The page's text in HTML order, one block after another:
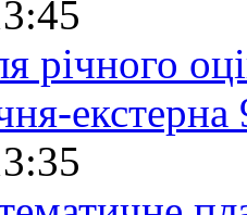
річного
екстерна